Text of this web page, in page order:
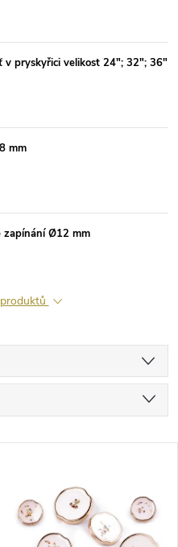
v pryskyřici velikost 24"; 32"; 36"
mm
zapínání Ø12 mm